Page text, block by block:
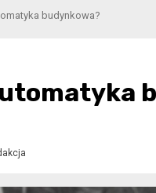
budynkowa?